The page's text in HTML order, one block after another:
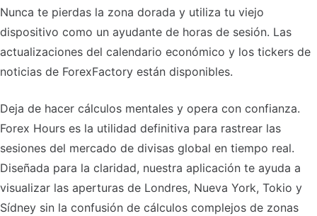
Nunca te pierdas la zona dorada y utiliza tu viejo
dispositivo como un ayudante de horas de sesión. Las
actualizaciones del calendario económico y los tickers de
noticias de ForexFactory están disponibles.
Deja de hacer cálculos mentales y opera con confianza.
Forex Hours es la utilidad definitiva para rastrear las
sesiones del mercado de divisas global en tiempo real.
Diseñada para la claridad, nuestra aplicación te ayuda a
visualizar las aperturas de Londres, Nueva York, Tokio y
Sídney sin la confusión de cálculos complejos de zonas